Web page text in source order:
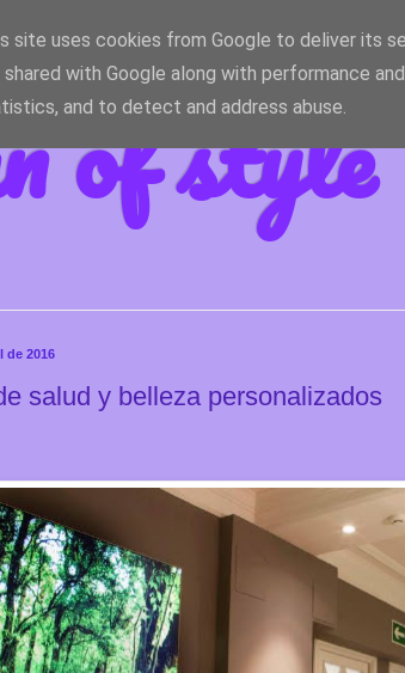
of style
de 2016
salud y belleza personalizados
site uses cookies from Google to deliver its
shared with Google along with performance
and to detect and address abuse.